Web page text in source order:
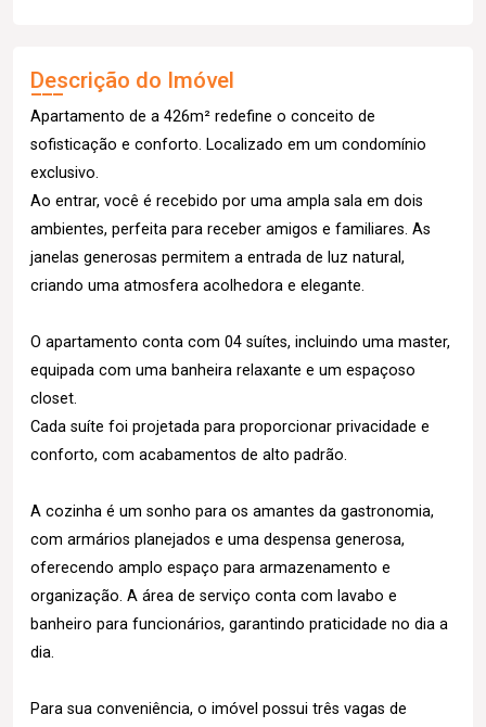
Descrição do Imóvel
Apartamento de a 426m² redefine o conceito de
sofisticação e conforto. Localizado em um condomínio
exclusivo.
Ao entrar, você é recebido por uma ampla sala em dois
ambientes, perfeita para receber amigos e familiares. As
janelas generosas permitem a entrada de luz natural,
criando uma atmosfera acolhedora e elegante.
O apartamento conta com 04 suítes, incluindo uma master,
equipada com uma banheira relaxante e um espaçoso
closet.
Cada suíte foi projetada para proporcionar privacidade e
conforto, com acabamentos de alto padrão.
A cozinha é um sonho para os amantes da gastronomia,
com armários planejados e uma despensa generosa,
oferecendo amplo espaço para armazenamento e
organização. A área de serviço conta com lavabo e
banheiro para funcionários, garantindo praticidade no dia a
dia.
Para sua conveniência, o imóvel possui três vagas de